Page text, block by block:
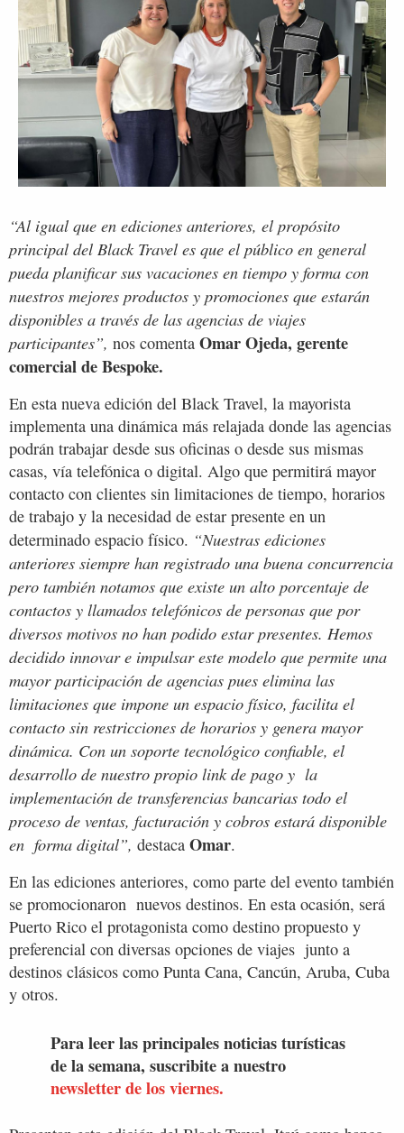
“Al igual que en ediciones anteriores, el propósito
principal del Black Travel es que el público en general
pueda planificar sus vacaciones en tiempo y forma con
nuestros mejores productos y promociones que estarán
disponibles a través de las agencias de viajes
participantes”, nos comenta Omar Ojeda, gerente
comercial de Bespoke.
En esta nueva edición del Black Travel, la mayorista
implementa una dinámica más relajada donde las agencias
podrán trabajar desde sus oficinas o desde sus mismas
casas, vía telefónica o digital. Algo que permitirá mayor
contacto con clientes sin limitaciones de tiempo, horarios
de trabajo y la necesidad de estar presente en un
determinado espacio físico. “Nuestras ediciones
anteriores siempre han registrado una buena concurrencia
pero también notamos que existe un alto porcentaje de
contactos y llamados telefónicos de personas que por
diversos motivos no han podido estar presentes. Hemos
decidido innovar e impulsar este modelo que permite una
mayor participación de agencias pues elimina las
limitaciones que impone un espacio físico, facilita el
contacto sin restricciones de horarios y genera mayor
dinámica. Con un soporte tecnológico confiable, el
desarrollo de nuestro propio link de pago y la
implementación de transferencias bancarias todo el
proceso de ventas, facturación y cobros estará disponible
en forma digital”, destaca Omar.
En las ediciones anteriores, como parte del evento también
se promocionaron nuevos destinos. En esta ocasión, será
Puerto Rico el protagonista como destino propuesto y
preferencial con diversas opciones de viajes junto a
destinos clásicos como Punta Cana, Cancún, Aruba, Cuba
y otros.
Para leer las principales noticias turísticas
de la semana, suscribite a nuestro
newsletter de los viernes.